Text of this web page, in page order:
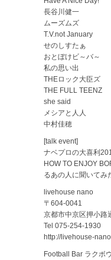
長谷川健一
ムーズムズ
T.V.not January
せのしすたぁ
おとぼけビ～バ～
私の思い出
THEロック大臣ズ
THE FULL TEENZ
she said
メシアと人人
中村佳穂
[talk event]
ナベプロの大喜利
HOW TO ENJOY
るあの人に聞いてみ
livehouse nano
〒604-0041
京都市中京区押小路
Tel 075-254-1930
http://livehouse-
Football Bar ラクボ